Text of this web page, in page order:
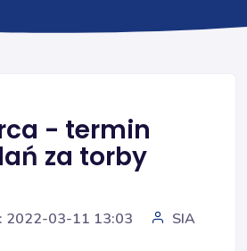
- termin
za torby
2022-03-11 13:03
SIA